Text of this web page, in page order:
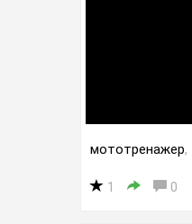
мототренажер,
1 0